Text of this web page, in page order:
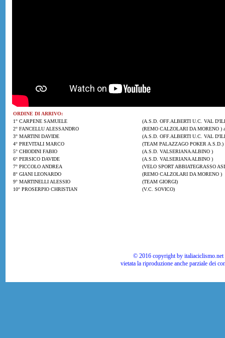
ORDINE DI ARRIVO:
1° CARPENE SAMUELE
(A.S.D. OFF.ALBERTI U.C. VAL
2° FANCELLU ALESSANDRO
(REMO CALZOLARI DA MORENO )
3° MARTINI DAVIDE
(A.S.D. OFF.ALBERTI U.C. VAL
4° PREVITALI MARCO
(TEAM PALAZZAGO POKER A.S.D.)
5° CHIODINI FABIO
(A.S.D. VALSERIANA ALBINO )
6° PERSICO DAVIDE
(A.S.D. VALSERIANA ALBINO )
7° PICCOLO ANDREA
(VELO SPORT ABBIATEGRASSO
8° GIANI LEONARDO
(REMO CALZOLARI DA MORENO )
9° MARTINELLI ALESSIO
(TEAM GIORGI)
10° PROSERPIO CHRISTIAN
(V.C. SOVICO)
© 2016 copyright by
vietata la riproduzione anche parziale dei